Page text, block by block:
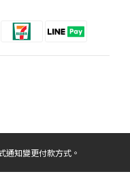
通知變更付款方式。